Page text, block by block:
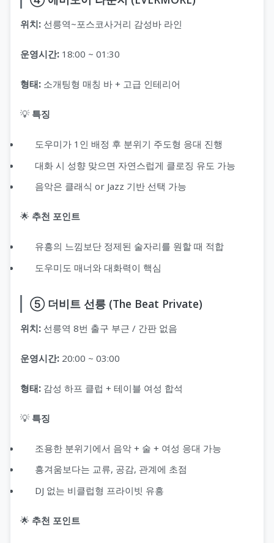
위치: 선릉역~포스코사거리 감성바 라인
운영시간: 18:00 ~ 01:30
형태: 소개팅형 매칭 바 + 고급 인테리어
💡 특징
도우미가 1인 배정 후 분위기 주도형 응대 진행
대화 시 성향 맞으면 자연스럽게 클로징 유도 가능
음악은 클래식 or Jazz 기반 선택 가능
🌟 추천 포인트
유흥의 느낌보단 정제된 술자리를 원할 때 적합
도우미도 매너와 대화력이 핵심
⑤ 더비트 선릉 (The Beat Private)
위치: 선릉역 8번 출구 부근 / 간판 없음
운영시간: 20:00 ~ 03:00
형태: 감성 하프 클럽 + 테이블 여성 합석
💡 특징
조용한 분위기에서 음악 + 술 + 여성 응대 가능
흥겨움보다는 교류, 공감, 관계에 초점
DJ 없는 비클럽형 프라이빗 유흥
🌟 추천 포인트